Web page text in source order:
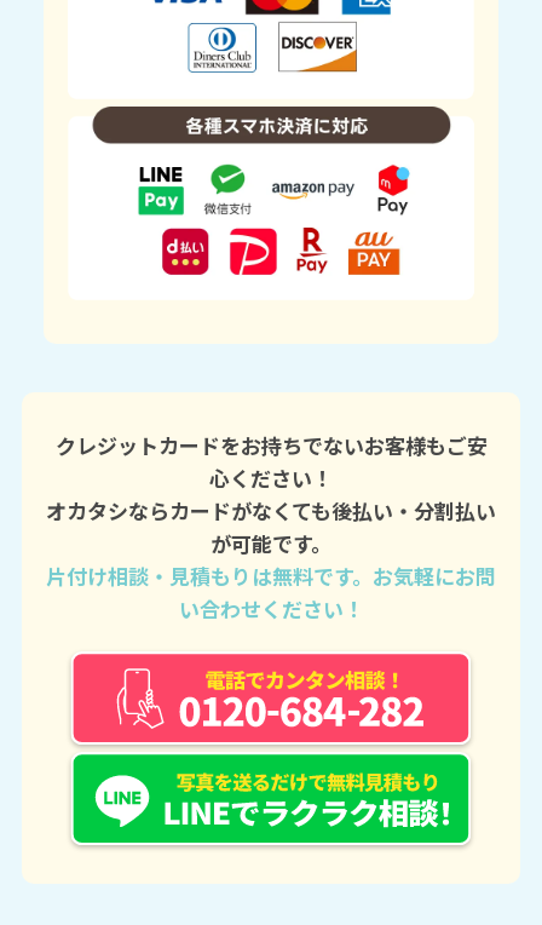
クレジットカードをお持ちでないお客様もご安
心ください！
オカタシならカードがなくても後払い・分割払い
が可能です。
片付け相談・見積もりは無料です。お気軽にお問
い合わせください！